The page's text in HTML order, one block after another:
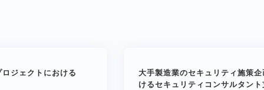
ジェクトにおける
大手製造業のセキュリティ施策
けるセキュリティコンサルタン